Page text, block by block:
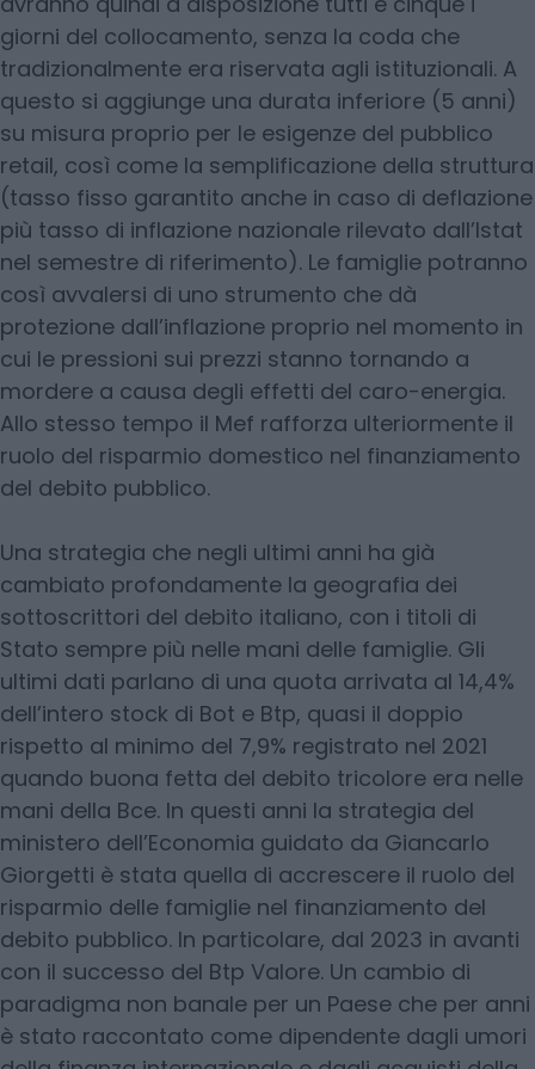
giorni del collocamento, senza la coda che
tradizionalmente era riservata agli istituzionali. A
questo si aggiunge una durata inferiore (5 anni)
su misura proprio per le esigenze del pubblico
retail, così come la semplificazione della struttura
(tasso fisso garantito anche in caso di deflazione
più tasso di inflazione nazionale rilevato dall’Istat
nel semestre di riferimento). Le famiglie potranno
così avvalersi di uno strumento che dà
protezione dall’inflazione proprio nel momento in
cui le pressioni sui prezzi stanno tornando a
mordere a causa degli effetti del caro-energia.
Allo stesso tempo il Mef rafforza ulteriormente il
ruolo del risparmio domestico nel finanziamento
del debito pubblico.
Una strategia che negli ultimi anni ha già
cambiato profondamente la geografia dei
sottoscrittori del debito italiano, con i titoli di
Stato sempre più nelle mani delle famiglie. Gli
ultimi dati parlano di una quota arrivata al 14,4%
dell’intero stock di Bot e Btp, quasi il doppio
rispetto al minimo del 7,9% registrato nel 2021
quando buona fetta del debito tricolore era nelle
mani della Bce. In questi anni la strategia del
ministero dell’Economia guidato da Giancarlo
Giorgetti è stata quella di accrescere il ruolo del
risparmio delle famiglie nel finanziamento del
debito pubblico. In particolare, dal 2023 in avanti
con il successo del Btp Valore. Un cambio di
paradigma non banale per un Paese che per anni
è stato raccontato come dipendente dagli umori